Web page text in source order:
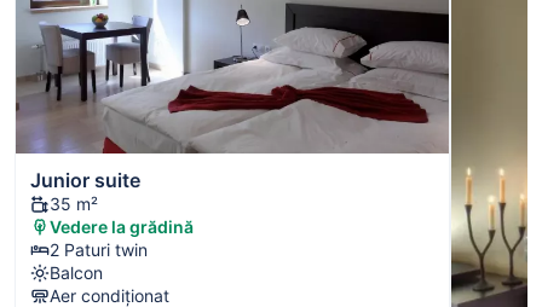
Junior suite
35 m²
Vedere la grădină
2 Paturi twin
Balcon
Aer condiționat